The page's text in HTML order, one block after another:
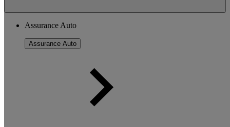
Assurance Auto
Assurance Auto